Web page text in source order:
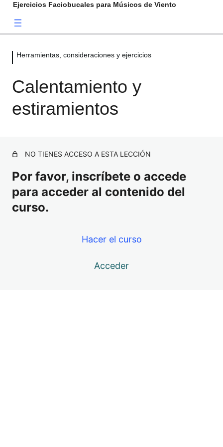
Ejercicios Faciobucales para Músicos de Viento
Prensentación
Presentación Ejercicios Faciobucales
Herramientas, consideraciones y
ejercicios
Calentamiento y estiramientos
Tonificación del Orbicular 1
Tonificación del Orbicular 2
Tonificación del Orbicular 3
estiramientos y relajación
Herramientas, consideraciones y ejercicios
Calentamiento y
estiramientos
NO TIENES ACCESO A ESTA LECCIÓN
Por favor, inscríbete o accede
para acceder al contenido del
curso.
Hacer el curso
Acceder